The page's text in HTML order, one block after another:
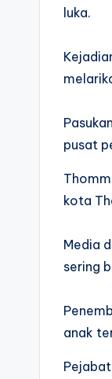
luka.
pusat
kota
Media
sering
anak